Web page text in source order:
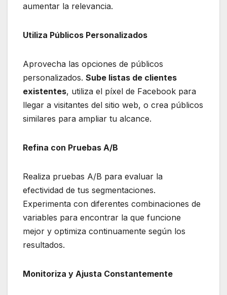
aumentar la relevancia.
Utiliza Públicos Personalizados
Aprovecha las opciones de públicos
personalizados. Sube listas de clientes
existentes, utiliza el píxel de Facebook para
llegar a visitantes del sitio web, o crea públicos
similares para ampliar tu alcance.
Refina con Pruebas A/B
Realiza pruebas A/B para evaluar la
efectividad de tus segmentaciones.
Experimenta con diferentes combinaciones de
variables para encontrar la que funcione
mejor y optimiza continuamente según los
resultados.
Monitoriza y Ajusta Constantemente